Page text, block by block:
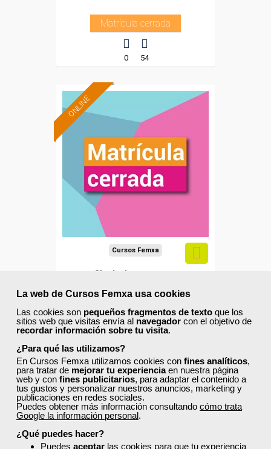
La web de Cursos Femxa usa cookies
Las cookies son pequeños fragmentos de texto que los
sitios web que visitas envía al navegador con el objetivo de
recordar información sobre tu visita.
¿Para qué las utilizamos?
En Cursos Femxa utilizamos cookies con fines analíticos,
para tratar de mejorar tu experienciaen nuestra página
web y con fines publicitarios, para adaptar el contenido a
tus gustos y personalizar nuestros anuncios, marketing y
publicaciones en redes sociales.
Puedes obtener más información consultando cómo trata
Google la información personal.
¿Qué puedes hacer?
Puedes aceptar las cookies para que tu experiencia
Matrícula cerrada
0 54
ONLINE
Cursos Femxa
Desfibriladores externos
Curso Gratuito
Online (toda España)
Matrícula cerrada
0 189